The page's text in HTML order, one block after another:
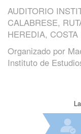
AUDITORIO
CALABRESE,
HEREDIA, COSTA
Organizado por
Instituto de